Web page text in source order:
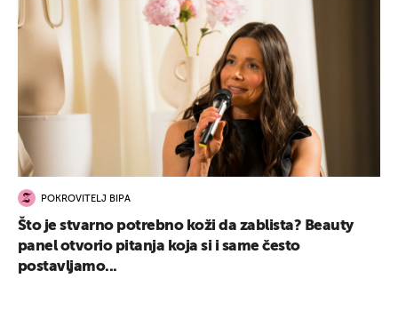
POKROVITELJ BIPA
Što je stvarno potrebno koži da zablista? Beauty
panel otvorio pitanja koja si i same često
postavljamo...